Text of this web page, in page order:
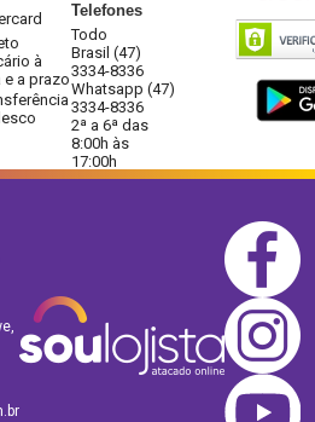
à
e a prazo
Telefones
Todo
Brasil (47)
3334-8336
Whatsapp (47)
3334-8336
2ª a 6ª das
8:00h às
17:00h